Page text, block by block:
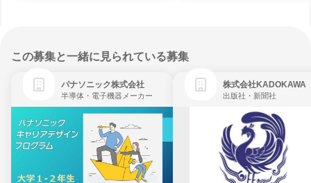
この募集と一緒に見られている募集
パナソニック株式会社
半導体・電子機器メーカー
株式会社KADOKAWA
出版社・新聞社